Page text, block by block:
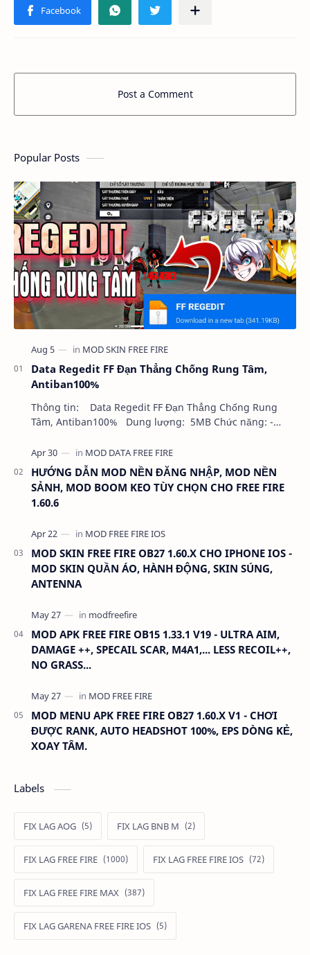
Post a Comment
Popular Posts
Data Regedit FF Đạn Thẳng Chống Rung Tâm,
Antiban100%
Thông tin: Data Regedit FF Đạn Thẳng Chống Rung
Tâm, Antiban100% Dung lượng: 5MB Chức năng: -
HƯỚNG DẪN MOD NỀN ĐĂNG NHẬP, MOD NỀN
SẢNH, MOD BOOM KEO TÙY CHỌN CHO FREE FIRE
1.60.6
MOD SKIN FREE FIRE OB27 1.60.X CHO IPHONE IOS -
MOD SKIN QUẦN ÁO, HÀNH ĐỘNG, SKIN SÚNG,
ANTENNA
MOD APK FREE FIRE OB15 1.33.1 V19 - ULTRA AIM,
DAMAGE ++, SPECAIL SCAR, M4A1,... LESS RECOIL++,
NO GRASS...
MOD MENU APK FREE FIRE OB27 1.60.X V1 - CHƠI
ĐƯỢC RANK, AUTO HEADSHOT 100%, EPS DÒNG KẺ,
XOAY TÂM.
Labels
FIX LAG AOG FIX LAG BNB M
FIX LAG FREE FIRE FIX LAG FREE FIRE IOS
FIX LAG FREE FIRE MAX
FIX LAG GARENA FREE FIRE IOS